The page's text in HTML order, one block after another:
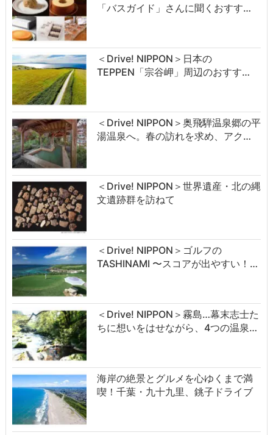
「バスガイド」さんに聞くおすす…
＜Drive! NIPPON＞日本の
TEPPEN「宗谷岬」周辺のおすす…
＜Drive! NIPPON＞奥飛騨温泉郷の平
湯温泉へ。春の訪れを求め、アク…
＜Drive! NIPPON＞世界遺産・北の縄
文遺跡群を訪ねて
＜Drive! NIPPON＞ゴルフの
TASHINAMI 〜スコアが出やすい！…
＜Drive! NIPPON＞霧島…幕末志士た
ちに想いをはせながら、4つの温泉…
海岸の絶景とグルメを心ゆくまで満
喫！千葉・九十九里、銚子ドライブ